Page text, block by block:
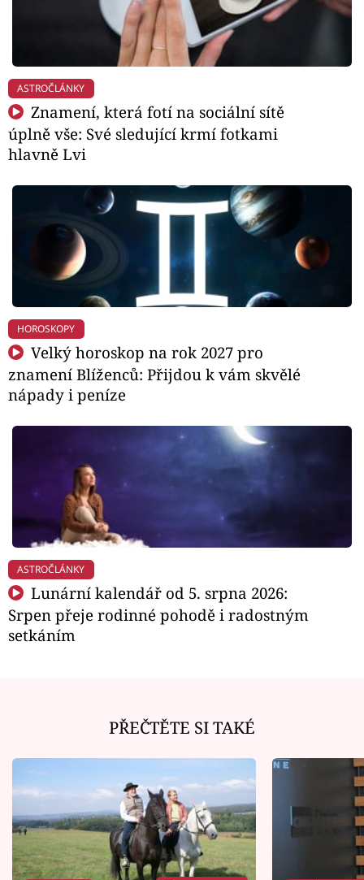
ASTROČLÁNKY
Znamení, která fotí na sociální sítě
úplně vše: Své sledující krmí fotkami
hlavně Lvi
HOROSKOPY
Velký horoskop na rok 2027 pro
znamení Blíženců: Přijdou k vám skvělé
nápady i peníze
ASTROČLÁNKY
Lunární kalendář od 5. srpna 2026:
Srpen přeje rodinné pohodě i radostným
setkáním
PŘEČTĚTE SI TAKÉ